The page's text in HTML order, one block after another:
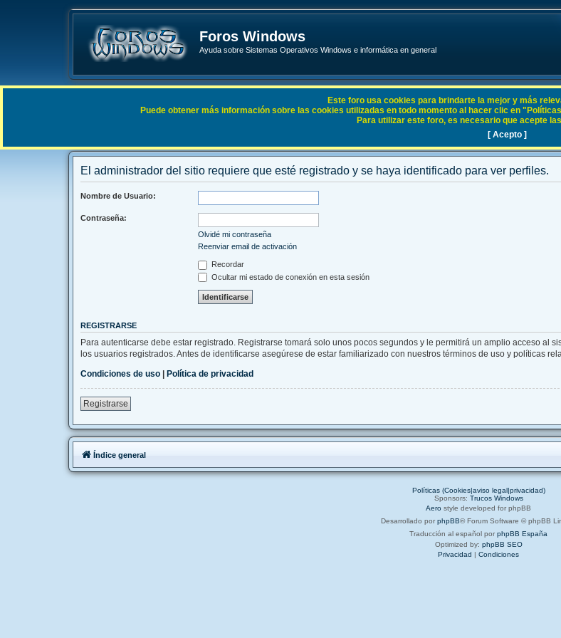
Foros Windows
Ayuda sobre Sistemas Operativos Windows e informática en general
Enlaces rápidos FAQ
El administrador del sitio requiere que esté registrado y se haya identificado para ver perfiles.
Nombre de Usuario:
Contraseña:
Olvidé mi contraseña
Reenviar email de activación
Recordar
Ocultar mi estado de conexión en esta sesión
REGISTRARSE
Para autenticarse debe estar registrado. Registrarse tomará solo unos pocos segundos y le permitirá un amplio acceso al
los usuarios registrados. Antes de identificarse asegúrese de estar familiarizado con nuestros términos de uso y políticas
Condiciones de uso | Política de privacidad
Registrarse
Este foro usa cookies para brindarte la mejor y más
Puede obtener más información sobre las cookies utilizadas en todo momento al hacer clic en
Para utilizar este foro, es necesario que acepte
[ Acepto ]
Índice general
Políticas (Cookies|aviso legal|privacidad)
Sponsors: Trucos Windows
Aero style developed for phpBB
Desarrollado por phpBB® Forum Software © phpBB
Traducción al español por phpBB España
Optimized by: phpBB SEO
Privacidad | Condiciones